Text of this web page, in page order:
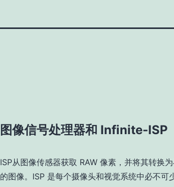
图像信号处理器和 Infinite-ISP
ISP从图像传感器获取 RAW 像素，并将其转换
的图像。ISP 是每个摄像头和视觉系统中必不可